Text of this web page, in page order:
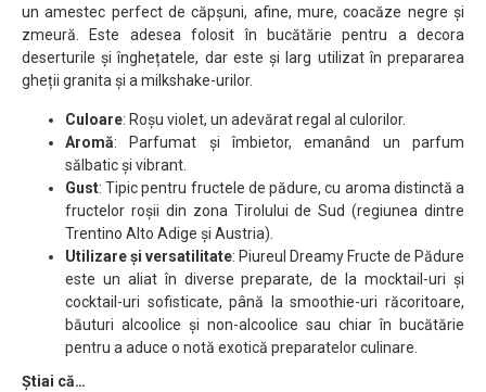
un amestec perfect de căpșuni, afine, mure, coacăze negre și
zmeură. Este adesea folosit în bucătărie pentru a decora
deserturile și înghețatele, dar este și larg utilizat în prepararea
gheții granita și a milkshake-urilor.
Culoare: Roșu violet, un adevărat regal al culorilor.
Aromă: Parfumat și îmbietor, emanând un parfum
sălbatic și vibrant.
Gust: Tipic pentru fructele de pădure, cu aroma distinctă a
fructelor roșii din zona Tirolului de Sud (regiunea dintre
Trentino Alto Adige și Austria).
Utilizare și versatilitate: Piureul Dreamy Fructe de Pădure
este un aliat în diverse preparate, de la mocktail-uri și
cocktail-uri sofisticate, până la smoothie-uri răcoritoare,
băuturi alcoolice și non-alcoolice sau chiar în bucătărie
pentru a aduce o notă exotică preparatelor culinare.
Știai că…